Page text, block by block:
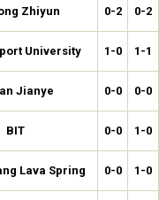
Zhiyun 0-2 0-2
University 1-0 1-1
Jianye 0-0 0-0
BIT 0-0 1-0
Lava Spring 0-0 1-0